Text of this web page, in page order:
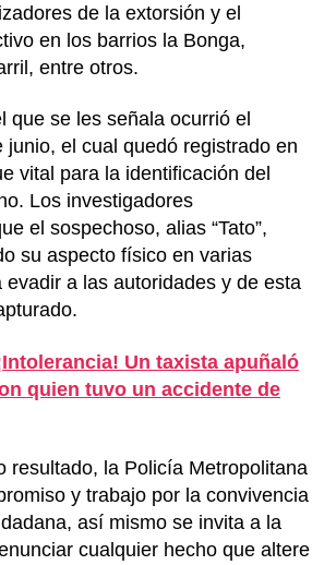
de la extorsión y el
en los barrios la Bonga,
entre otros.
que se les señala ocurrió el
junio, el cual quedó registrado en
vital para la identificación del
Los investigadores
el sospechoso, alias “Tato”,
su aspecto físico en varias
evadir a las autoridades y de esta
Un taxista apuñaló
quien tuvo un accidente de
resultado, la Policía Metropolitana
y trabajo por la convivencia
así mismo se invita a la
cualquier hecho que altere